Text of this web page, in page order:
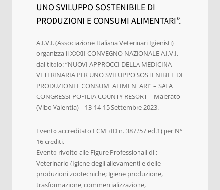
UNO SVILUPPO SOSTENIBILE DI
PRODUZIONI E CONSUMI ALIMENTARI”.
A.I.V.I. (Associazione Italiana Veterinari Igienisti)
organizza il XXXII CONVEGNO NAZIONALE A.I.V.I.
dal titolo: “NUOVI APPROCCI DELLA MEDICINA
VETERINARIA PER UNO SVILUPPO SOSTENIBILE DI
PRODUZIONI E CONSUMI ALIMENTARI” – SALA
CONGRESSI POPILIA COUNTY RESORT – Maierato
(Vibo Valentia) – 13-14-15 Settembre 2023.
Evento accreditato ECM (ID n. 387757 ed.1) per N°
16 crediti.
Evento rivolto alle Figure Professionali di :
Veterinario (Igiene degli allevamenti e delle
produzioni zootecniche; Igiene produzione,
trasformazione, commercializzazione,